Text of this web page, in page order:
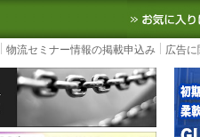
スサイト
3PL, SCMなど国内外の最新
物流セミナー情報の掲載申込み 広告